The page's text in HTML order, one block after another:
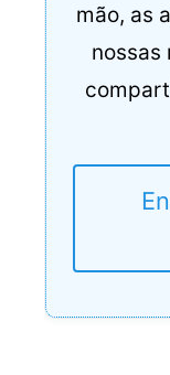
mão, as
nossas